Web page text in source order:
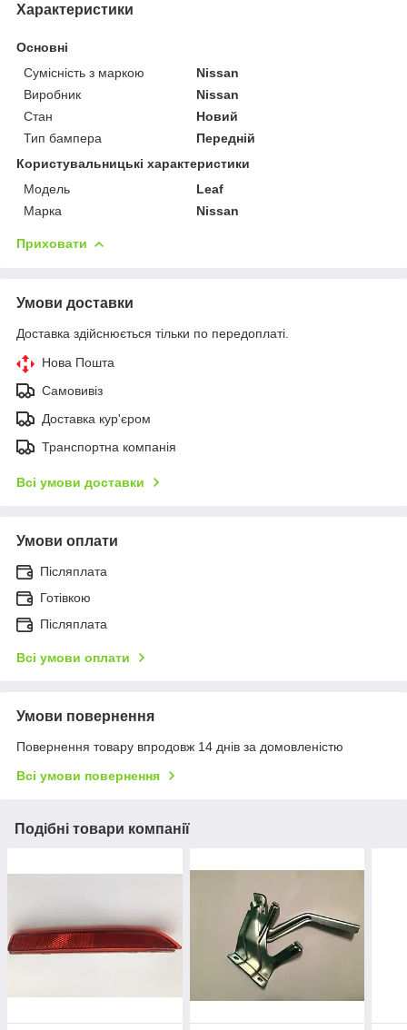
Характеристики
Основні
Сумісність з маркою
Nissan
Виробник
Nissan
Стан
Новий
Тип бампера
Передній
Користувальницькі характеристики
Модель
Leaf
Марка
Nissan
Приховати
Умови доставки
Доставка здійснюється тільки по передоплаті.
Нова Пошта
Самовивіз
Доставка кур'єром
Транспортна компанія
Всі умови доставки
Умови оплати
Післяплата
Готівкою
Післяплата
Всі умови оплати
Умови повернення
Повернення товару впродовж 14 днів за домовленістю
Всі умови повернення
Подібні товари компанії